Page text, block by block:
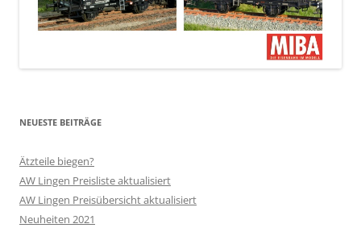
NEUESTE BEITRÄGE
Ätzteile biegen?
AW Lingen Preisliste aktualisiert
AW Lingen Preisübersicht aktualisiert
Neuheiten 2021